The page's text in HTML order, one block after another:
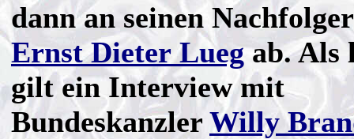
dann an seinen Nachfolger
Ernst Dieter Luegab. Als
gilt ein Interview mit
Bundeskanzler Willy